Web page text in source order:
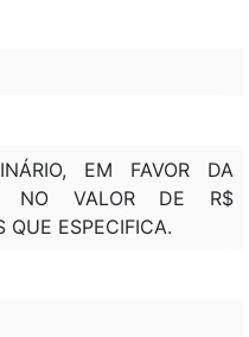
EM FAVOR DA
NO VALOR DE R$
QUE ESPECIFICA.